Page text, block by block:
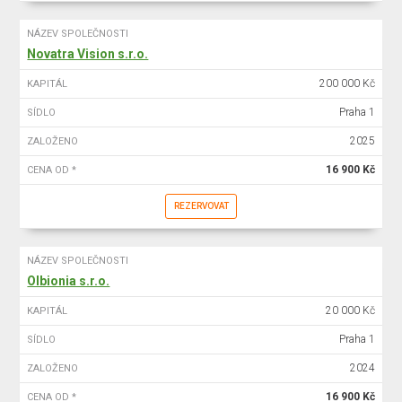
NÁZEV SPOLEČNOSTI
Novatra Vision s.r.o.
KAPITÁL 200 000 Kč
SÍDLO Praha 1
ZALOŽENO 2025
CENA OD * 16 900 Kč
REZERVOVAT
NÁZEV SPOLEČNOSTI
Olbionia s.r.o.
KAPITÁL 20 000 Kč
SÍDLO Praha 1
ZALOŽENO 2024
CENA OD * 16 900 Kč